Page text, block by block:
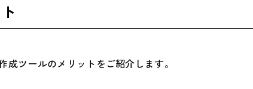
ツールのメリットをご紹介します。